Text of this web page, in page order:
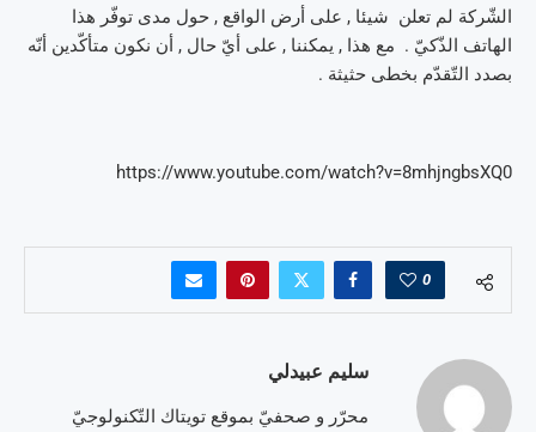
الشّركة لم تعلن شيئا , على أرض الواقع , حول مدى توفّر هذا
الهاتف الذّكيّ . مع هذا , يمكننا , على أيّ حال , أن نكون متأكّدين أنّه
بصدد التّقدّم بخطى حثيثة .
https://www.youtube.com/watch?v=8mhjngbsXQ0
0
سليم عبيدلي
محرّر و صحفيّ بموقع تويتاك التّكنولوجيّ